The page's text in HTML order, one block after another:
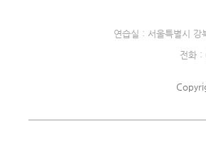
연습실 : 서울특별시
전화